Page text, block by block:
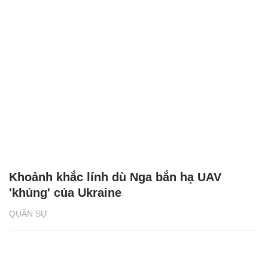
QUÂN SỰ
Khoảnh khắc lính dù Nga bắn hạ UAV
'khủng' của Ukraine